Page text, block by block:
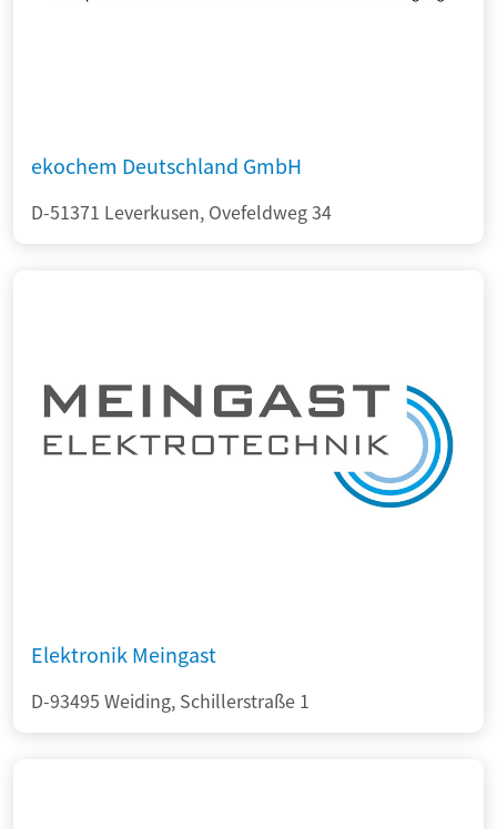
ekochem Deutschland GmbH
D-51371 Leverkusen, Ovefeldweg 34
Elektronik Meingast
D-93495 Weiding, Schillerstraße 1